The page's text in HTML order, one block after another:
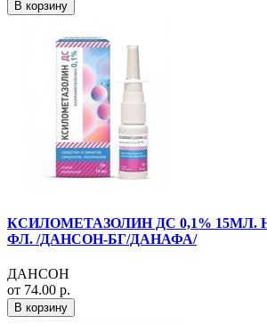
В корзину
КСИЛОМЕТАЗОЛИН ДС 0,1% 15МЛ.
ФЛ. /ДАНСОН-БГ/ДАНАФА/
ДАНСОН
от 74.00 р.
В корзину